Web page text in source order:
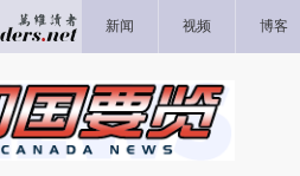
新闻 视频 博客